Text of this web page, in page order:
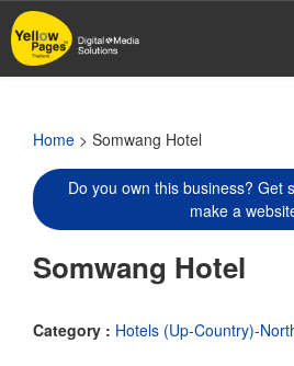
Skip
to
main
Home > Somwang Hotel
Do you own this business? Get
make a
Somwang Hotel
Category : Hotels (Up-Country)-